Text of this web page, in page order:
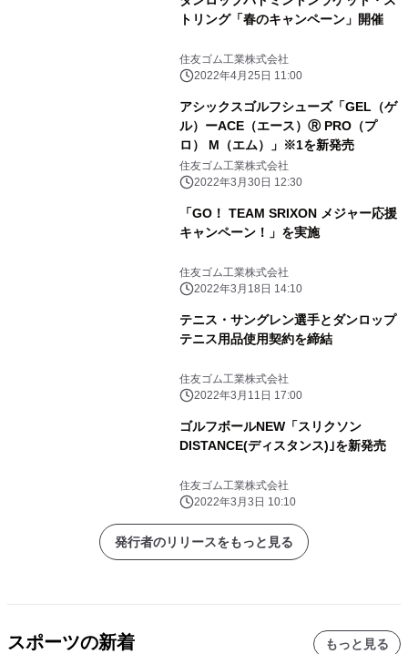
トリング「春のキャンペーン」開催
住友ゴム工業株式会社
2022年4月25日 11:00
アシックスゴルフシューズ「GEL（ゲ
ル）ーACE（エース）Ⓡ PRO（プ
ロ） M（エム）」※1を新発売
住友ゴム工業株式会社
2022年3月30日 12:30
「GO！ TEAM SRIXON メジャー応援
キャンペーン！」を実施
住友ゴム工業株式会社
2022年3月18日 14:10
テニス・サングレン選手とダンロップ
テニス用品使用契約を締結
住友ゴム工業株式会社
2022年3月11日 17:00
ゴルフボールNEW「スリクソン
DISTANCE(ディスタンス)｣を新発売
住友ゴム工業株式会社
2022年3月3日 10:10
発行者のリリースをもっと見る
スポーツの新着 もっと見る